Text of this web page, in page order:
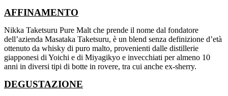
AFFINAMENTO
Nikka Taketsuru Pure Malt che prende il nome dal fondatore
dell’azienda Masataka Taketsuru, è un blend senza definizione d’età
ottenuto da whisky di puro malto, provenienti dalle distillerie
giapponesi di Yoichi e di Miyagikyo e invecchiati per almeno 10
anni in diversi tipi di botte in rovere, tra cui anche ex-sherry.
DEGUSTAZIONE